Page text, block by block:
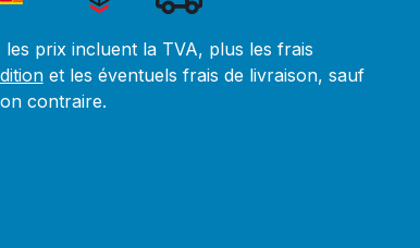
les prix incluent la TVA, plus les frais
et les éventuels frais de livraison, sauf
contraire.